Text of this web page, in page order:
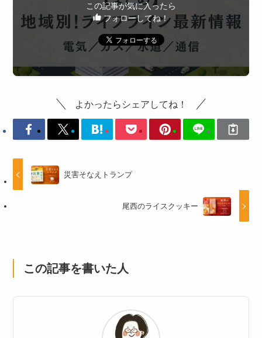
この記事が気に入ったら
フォローしてね！
よかったらシェアしてね！
災害そなえトランプ
尾西のライスクッキー
この記事を書いた人